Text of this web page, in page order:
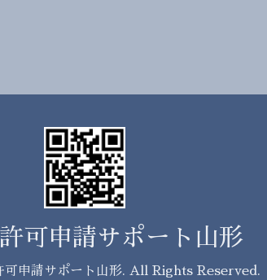
可申請サポート山形
可申請サポート山形. All Rights Reserved.